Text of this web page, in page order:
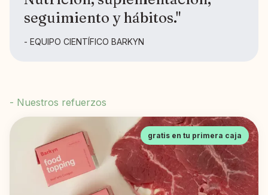
seguimiento y hábitos."
- EQUIPO CIENTÍFICO BARKYN
- Nuestros refuerzos
gratis en tu primera caja